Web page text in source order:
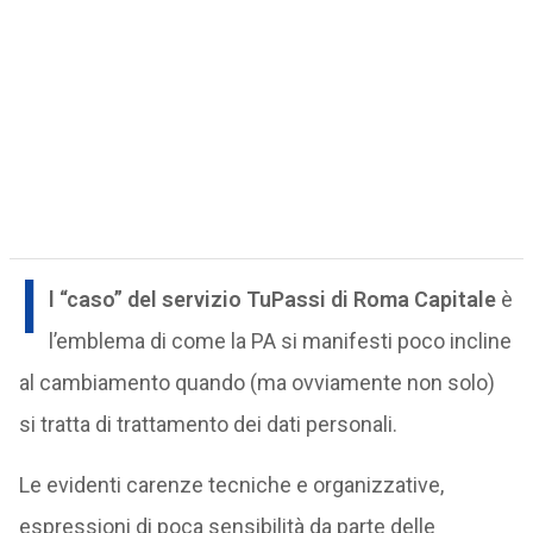
I l “caso” del servizio TuPassi di Roma Capitale è
l’emblema di come la PA si manifesti poco incline
al cambiamento quando (ma ovviamente non solo)
si tratta di trattamento dei dati personali.
Le evidenti carenze tecniche e organizzative,
espressioni di poca sensibilità da parte delle